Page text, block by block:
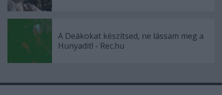
A Deákokat készítsed, ne lássam meg a
Hunyadit! - Rec.hu